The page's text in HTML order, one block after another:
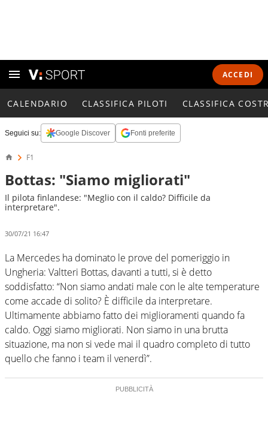
ACCEDI
CALENDARIO CLASSIFICA PILOTI CLASSIFICA
Seguici su: Google Discover Fonti preferite
F1
Bottas: "Siamo migliorati"
Il pilota finlandese: "Meglio con il caldo? Difficile da
interpretare".
30/07/21 16:47
La Mercedes ha dominato le prove del pomeriggio in
Ungheria: Valtteri Bottas, davanti a tutti, si è detto
soddisfatto: “Non siamo andati male con le alte temperature
come accade di solito? È difficile da interpretare.
Ultimamente abbiamo fatto dei miglioramenti quando fa
caldo. Oggi siamo migliorati. Non siamo in una brutta
situazione, ma non si vede mai il quadro completo di tutto
quello che fanno i team il venerdì”.